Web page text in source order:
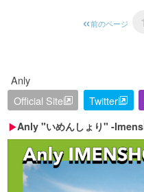
前のページ 1
Anly
Official Site
Twitter
Anly "いめんしょり" -